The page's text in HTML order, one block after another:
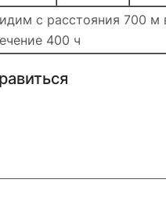
с расстояния 700 м
400 ч